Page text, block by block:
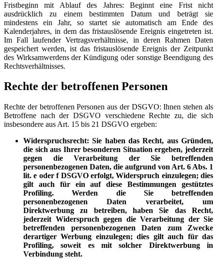
Fristbeginn mit Ablauf des Jahres: Beginnt eine Frist nicht
ausdrücklich zu einem bestimmten Datum und beträgt sie
mindestens ein Jahr, so startet sie automatisch am Ende des
Kalenderjahres, in dem das fristauslösende Ereignis eingetreten ist.
Im Fall laufender Vertragsverhältnisse, in deren Rahmen Daten
gespeichert werden, ist das fristauslösende Ereignis der Zeitpunkt
des Wirksamwerdens der Kündigung oder sonstige Beendigung des
Rechtsverhältnisses.
Rechte der betroffenen Personen
Rechte der betroffenen Personen aus der DSGVO: Ihnen stehen als
Betroffene nach der DSGVO verschiedene Rechte zu, die sich
insbesondere aus Art. 15 bis 21 DSGVO ergeben:
Widerspruchsrecht: Sie haben das Recht, aus Gründen,
die sich aus Ihrer besonderen Situation ergeben, jederzeit
gegen die Verarbeitung der Sie betreffenden
personenbezogenen Daten, die aufgrund von Art. 6 Abs. 1
lit. e oder f DSGVO erfolgt, Widerspruch einzulegen; dies
gilt auch für ein auf diese Bestimmungen gestütztes
Profiling. Werden die Sie betreffenden
personenbezogenen Daten verarbeitet, um
Direktwerbung zu betreiben, haben Sie das Recht,
jederzeit Widerspruch gegen die Verarbeitung der Sie
betreffenden personenbezogenen Daten zum Zwecke
derartiger Werbung einzulegen; dies gilt auch für das
Profiling, soweit es mit solcher Direktwerbung in
Verbindung steht.